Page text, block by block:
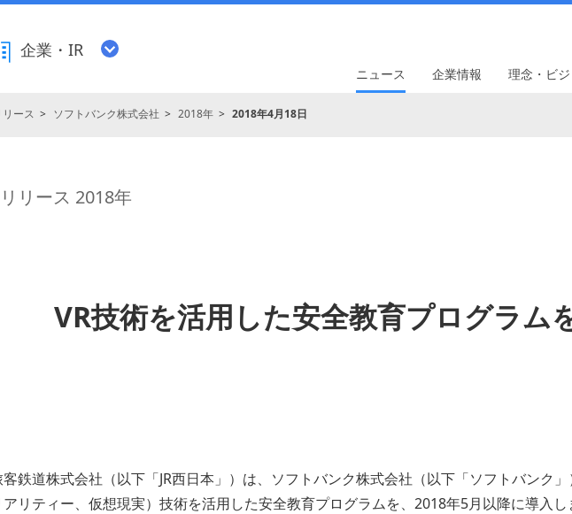
企業・IR
ニュース 企業情報 理念・ビ
ース ソフトバンク株式会社 2018年 2018年4月18日
リース 2018年
VR技術を活用した安全教育プログラム
鉄道株式会社（以下「JR西日本」）は、ソフトバンク株式会社（以下「ソフトバンク
リティー、仮想現実）技術を活用した安全教育プログラムを、2018年5月以降に導入し